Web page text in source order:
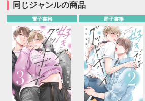
同じジャンルの商品
電子書籍 電子書籍